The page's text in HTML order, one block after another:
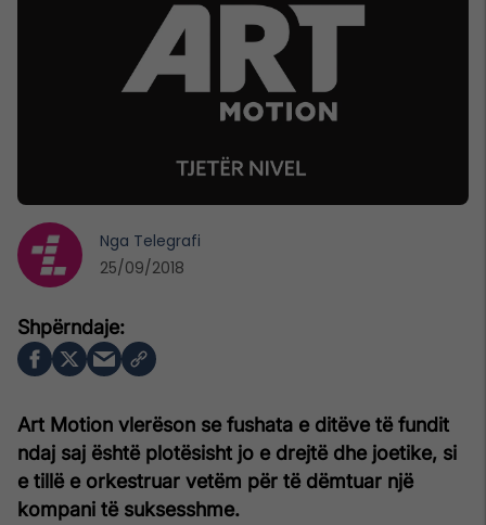
Art Motion vlerëson se fushata e ditëve të fundit
ndaj saj është plotësisht jo e drejtë dhe joetike, si
e tillë e orkestruar vetëm për të dëmtuar një
kompani të suksesshme.
Nga Telegrafi
25/09/2018